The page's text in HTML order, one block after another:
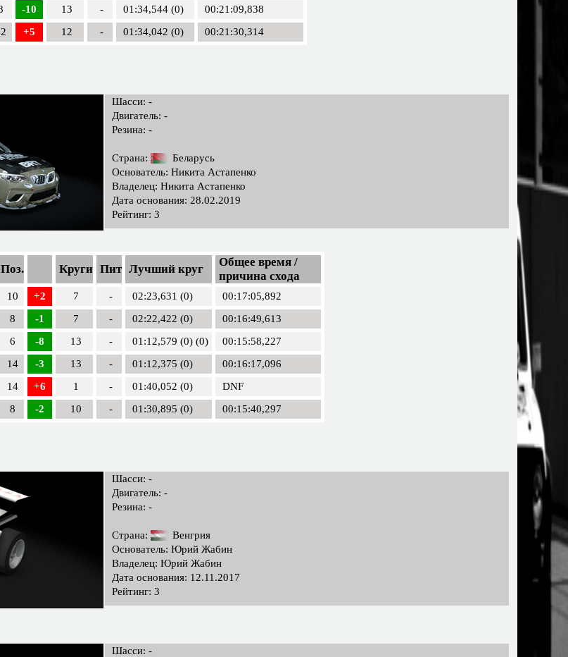
-10 13 - 01:34,544 (0)
00:21:09,838
+5 12 - 01:34,042 (0) 00:21:30,314
Шасси: -
Двигатель: -
Резина: -
Страна:
Беларусь
Основатель: Никита Астапенко
Владелец: Никита Астапенко
Дата основания: 28.02.2019
Рейтинг: 3
Поз. Круги Пит Лучший круг
Общее время /
причина схода
10 +2 7 - 02:23,631 (0)
00:17:05,892
8 -1 7 - 02:22,422 (0)
00:16:49,613
6 -8 13 - 01:12,579 (0) (0)
00:15:58,227
14 -3 13 - 01:12,375 (0)
00:16:17,096
14 +6 1 - 01:40,052 (0)
DNF
8 -2 10 - 01:30,895 (0) 00:15:40,297
Шасси: -
Двигатель: -
Резина: -
Страна:
Венгрия
Основатель: Юрий Жабин
Владелец: Юрий Жабин
Дата основания: 12.11.2017
Рейтинг: 3
Шасси: -